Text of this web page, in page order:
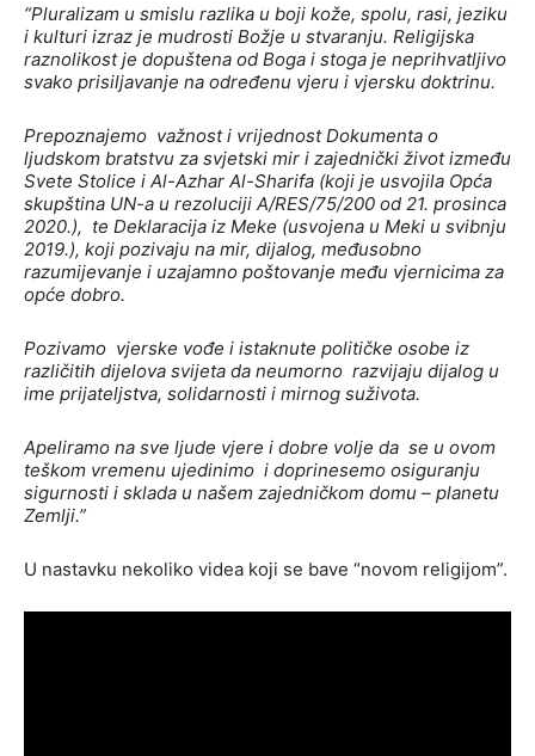
“Pluralizam u smislu razlika u boji kože, spolu, rasi, jeziku
i kulturi izraz je mudrosti Božje u stvaranju. Religijska
raznolikost je dopuštena od Boga i stoga je neprihvatljivo
svako prisiljavanje na određenu vjeru i vjersku doktrinu.
Prepoznajemo važnost i vrijednost Dokumenta o
ljudskom bratstvu za svjetski mir i zajednički život između
Svete Stolice i Al-Azhar Al-Sharifa (koji je usvojila Opća
skupština UN-a u rezoluciji A/RES/75/200 od 21. prosinca
2020.), te Deklaracija iz Meke (usvojena u Meki u svibnju
2019.), koji pozivaju na mir, dijalog, međusobno
razumijevanje i uzajamno poštovanje među vjernicima za
opće dobro.
Pozivamo vjerske vođe i istaknute političke osobe iz
različitih dijelova svijeta da neumorno razvijaju dijalog u
ime prijateljstva, solidarnosti i mirnog suživota.
Apeliramo na sve ljude vjere i dobre volje da se u ovom
teškom vremenu ujedinimo i doprinesemo osiguranju
sigurnosti i sklada u našem zajedničkom domu – planetu
Zemlji.”
U nastavku nekoliko videa koji se bave “novom religijom”.